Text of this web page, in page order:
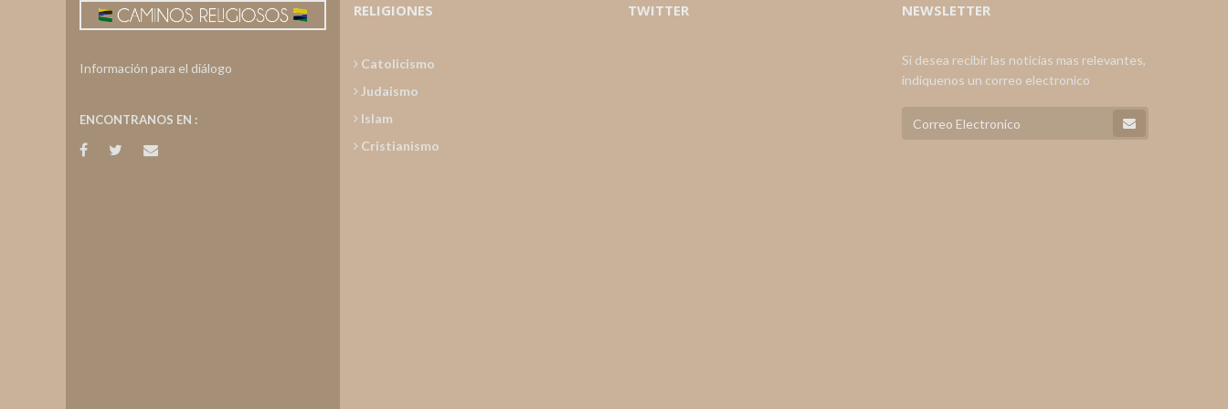
Información para el diálogo
ENCONTRANOS EN :
RELIGIONES
Catolicismo
Judaismo
Islam
Cristianismo
TWITTER NEWSLETTER
Si desea recibir las noticias mas relevantes,
indiquenos un correo electronico